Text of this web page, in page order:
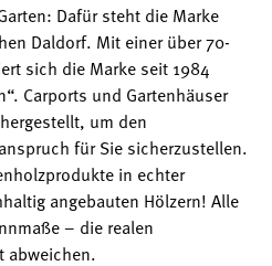
Dafür steht die Marke
Daldorf. Mit einer über 70-
sich die Marke seit 1984
Carports und Gartenhäuser
um den
für Sie sicherzustellen.
in echter
angebauten Hölzern! Alle
– die realen
abweichen.